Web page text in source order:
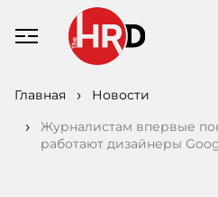
Главная
Новости
Журналистам впервые
работают дизайнеры